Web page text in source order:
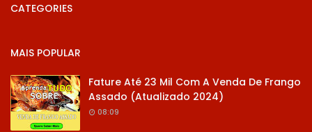
CATEGORIES
MAIS POPULAR
Fature Até 23 Mil Com A Venda De Frango
Assado (Atualizado 2024)
08:09